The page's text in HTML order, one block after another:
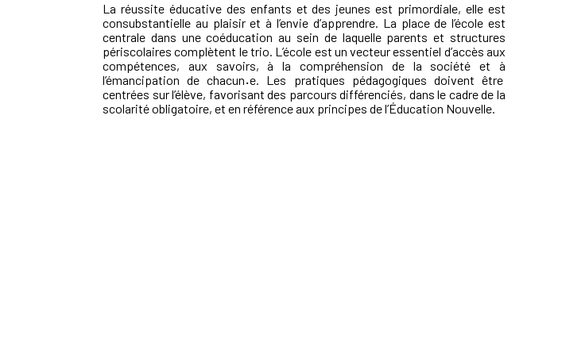
La réussite éducative des enfants et des jeunes est primordiale, elle est
consubstantielle au plaisir et à l’envie d’apprendre. La place de l’école est
centrale dans une coéducation au sein de laquelle parents et structures
périscolaires complètent le trio. L’école est un vecteur essentiel d’accès aux
compétences, aux savoirs, à la compréhension de la société et à
l’émancipation de chacun·e. Les pratiques pédagogiques doivent être
centrées sur l’élève, favorisant des parcours différenciés, dans le cadre de la
scolarité obligatoire, et en référence aux principes de l’Éducation Nouvelle.